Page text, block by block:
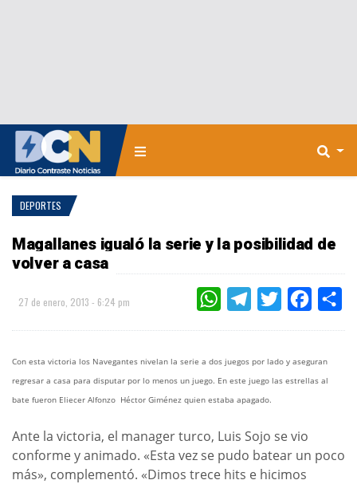
DEPORTES
Magallanes igualó la serie y la posibilidad de
volver a casa
27 de enero, 2013 - 6:24 pm WHATSAPPTELEGRAMTWITTER
Con esta victoria los Navegantes nivelan la serie a dos juegos por lado y aseguran
regresar a casa para disputar por lo menos un juego. En este juego las estrellas al
bate fueron Eliecer Alfonzo Héctor Giménez quien estaba apagado.
Ante la victoria, el manager turco, Luis Sojo se vio
conforme y animado. «Esta vez se pudo batear un poco
más», complementó. «Dimos trece hits e hicimos